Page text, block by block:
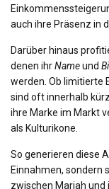
auch ihre Präsenz in
Darüber hinaus
denen ihrNameund
werden. Ob limitierte
sind oft innerhalb
ihre Marke im Markt
als Kulturikone.
So generieren diese
Einnahmen, sondern
zwischen Mariah